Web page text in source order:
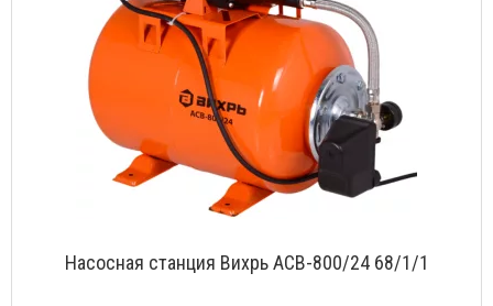
Насосная станция Вихрь АСВ-800/24 68/1/1